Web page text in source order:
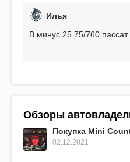
Илья
В минус 25 75/760 пассат
Обзоры
Покупка Mini
02.12.2021